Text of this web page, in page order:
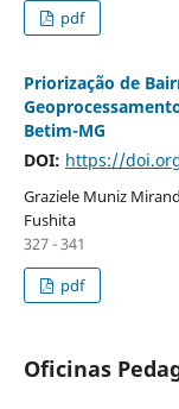
pdf
Priorização de
Betim-MG
DOI: https://
Graziele Muniz
Fushita
327 - 341
pdf
Oficinas